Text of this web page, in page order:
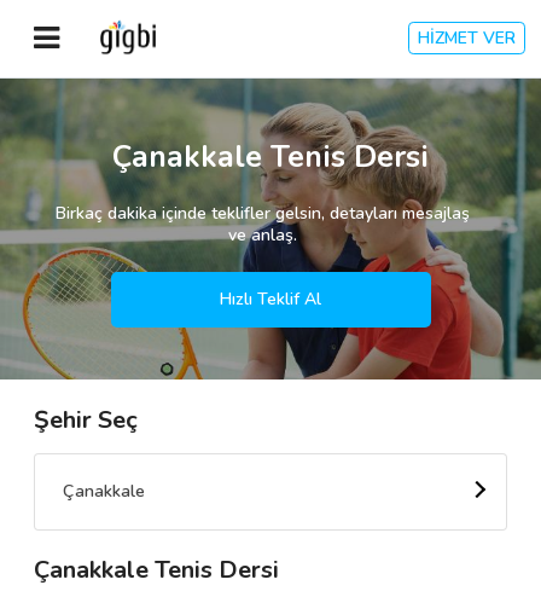
HİZMET VER
Anasayfa
Giriş Yap
Kayıt Ol
Kategoriler
🎈 Biz Kimiz?
🌟 Müşteri Değerlendirmeleri
Çanakkale Tenis Dersi
Birkaç dakika içinde teklifler gelsin, detayları mesajlaş
ve anlaş.
Hızlı Teklif Al
Şehir Seç
Çanakkale
Çanakkale Tenis Dersi